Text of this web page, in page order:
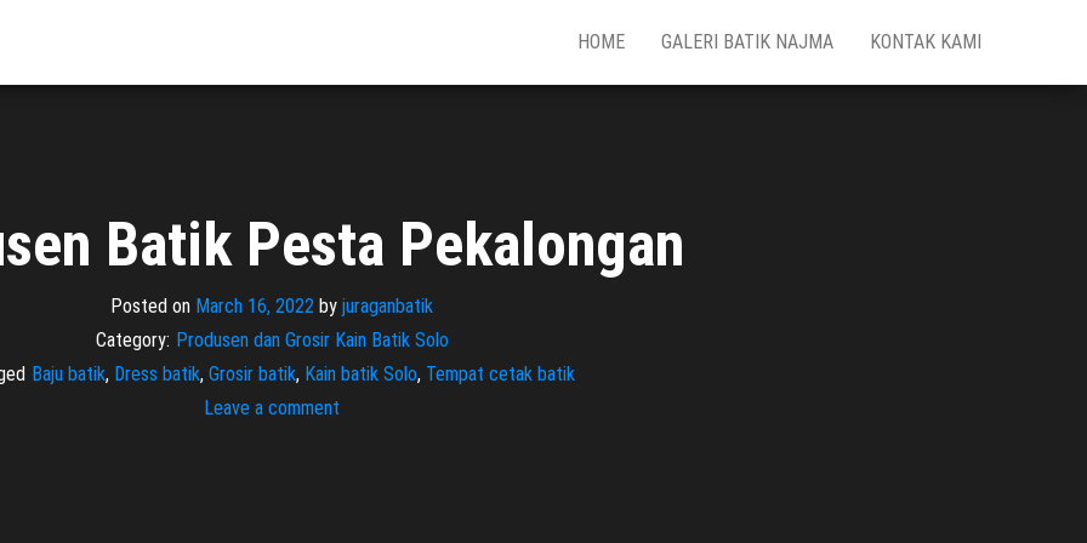
HOME GALERI BATIK NAJMA KONTAK KAMI
Batik Pesta Pekalongan
Posted on March 16, 2022 by juraganbatik
Category: Produsen dan Grosir Kain Batik Solo
Baju batik, Dress batik, Grosir batik, Kain batik Solo, Tempat cetak batik
Leave a comment